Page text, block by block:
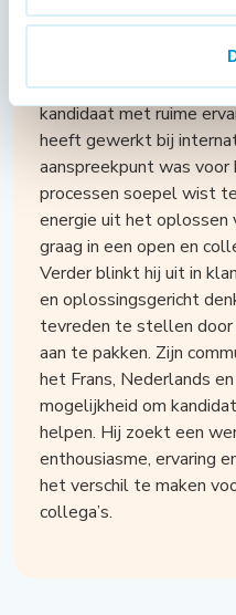
Professional
Deze kandidaat is een
kandidaat met ruime
heeft gewerkt bij
aanspreekpunt was
processen soepel wist
energie uit het oplossen
graag in een open en
Verder blinkt hij uit in
en oplossingsgericht
tevreden te stellen
aan te pakken. Zijn
het Frans, Nederlands
mogelijkheid om
helpen. Hij zoekt een
enthousiasme, ervaring
het verschil te maken
collega’s.